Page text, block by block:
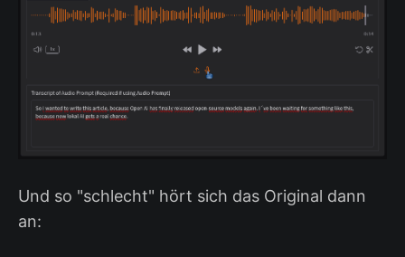
Und so "schlecht" hört sich das Original dann
an: